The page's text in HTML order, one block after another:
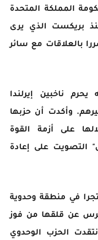
المملكة المتحدة
بريكست الذي يرى
بالعلاقات مع سائر
ناخبين إيرلندا
وأكدت أن حزبها
على أزمة القوة
التصويت على إعادة
في منطقة وحدوية
عن قلقها من فوز
الحزب الوحدوي